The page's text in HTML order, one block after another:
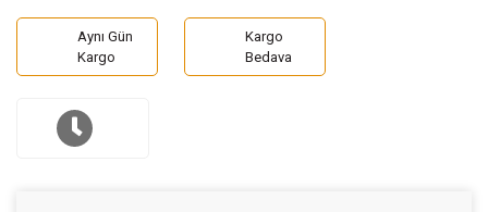
Aynı Gün
Kargo
Kargo
Bedava